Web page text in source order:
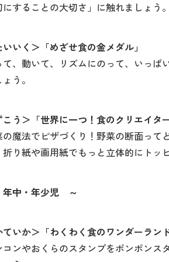
にすることの大切さ」に触れましょう
いいく＞「めざせ食の金メダル」
て、動いて、リズムにのって、いっ
う。
こう＞「世界に一つ！食のクリエイタ
の魔法でピザづくり！野菜の断面っ
折り紙や画用紙でもっと立体的にト
中・年少児 ～
ていか＞「わくわく食のワンダーラン
コンやおくらのスタンプをポンポン